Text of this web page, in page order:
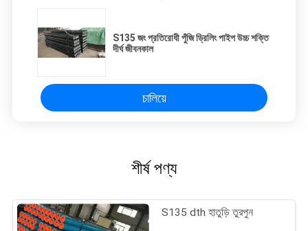
S135 জং প্রতিরোধী পুঁজি ড্রিলিং পাইপ উচ্চ শক্তি
দীর্ঘ জীবনকাল
চালিয়ে
শীর্ষ পণ্য
S135 dth হাতুড়ি তুরপুন